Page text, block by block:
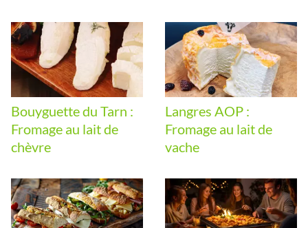
Bouyguette du Tarn :
Fromage au lait de
chèvre
Langres AOP :
Fromage au lait de
vache